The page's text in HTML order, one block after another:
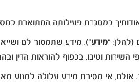
במסגרת פעילותה המתוארת
(להלן: "מידע"). מידע שתמסור לנו
השירות וטיבו, בכפוף להוראות הדין
אולם, אי מסירת מידע עלולה למנוע